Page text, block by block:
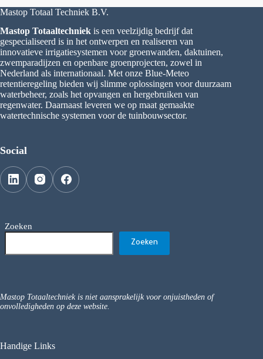
Mastop Totaal Techniek B.V.
Mastop Totaaltechniek is een veelzijdig bedrijf dat
gespecialiseerd is in het ontwerpen en realiseren van
innovatieve irrigatiesystemen voor groenwanden, daktuinen,
zwemparadijzen en openbare groenprojecten, zowel in
Nederland als internationaal. Met onze Blue-Meteo
retentieregeling bieden wij slimme oplossingen voor duurzaam
waterbeheer, zoals het opvangen en hergebruiken van
regenwater. Daarnaast leveren we op maat gemaakte
watertechnische systemen voor de tuinbouwsector.
Social
Zoeken
Zoeken
Mastop Totaaltechniek is niet aansprakelijk voor onjuistheden of
onvolledigheden op deze website.
Handige Links